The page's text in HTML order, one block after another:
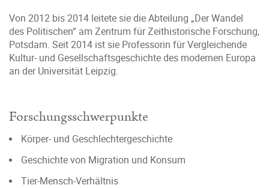
Von 2012 bis 2014 leitete sie die Abteilung „Der Wandel
des Politischen“ am Zentrum für Zeithistorische Forschung,
Potsdam. Seit 2014 ist sie Professorin für Vergleichende
Kultur- und Gesellschaftsgeschichte des modernen Europa
an der Universität Leipzig.
Forschungsschwerpunkte
Körper- und Geschlechtergeschichte
Geschichte von Migration und Konsum
Tier-Mensch-Verhältnis